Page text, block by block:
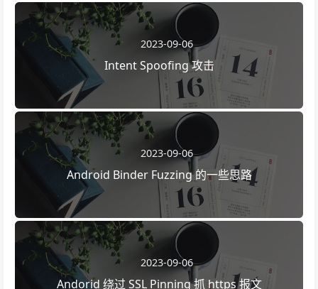
2023-09-06
Intent Spoofing 攻击
2023-09-06
Android Binder Fuzzing 的一些思路
2023-09-06
Andorid 绕过 SSL Pinning 抓 https 报文